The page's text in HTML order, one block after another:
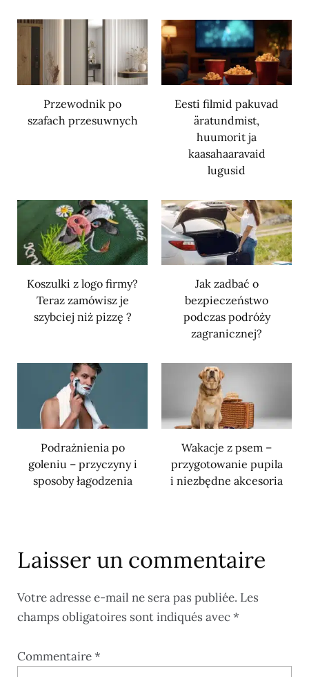
Przewodnik po
szafach przesuwnych
Eesti filmid pakuvad
äratundmist,
huumorit ja
kaasahaaravaid
lugusid
Koszulki z logo firmy?
Teraz zamówisz je
szybciej niż pizzę ?
Jak zadbać o
bezpieczeństwo
podczas podróży
zagranicznej?
Podrażnienia po
goleniu – przyczyny i
sposoby łagodzenia
Wakacje z psem –
przygotowanie pupila
i niezbędne akcesoria
Laisser un commentaire
Votre adresse e-mail ne sera pas publiée. Les
champs obligatoires sont indiqués avec*
Commentaire*